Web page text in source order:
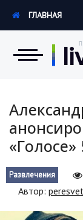
Экономика
Hi-Tech.
Россия
ГЛАВНАЯ
«Голосе»
Развлечения
Автор: